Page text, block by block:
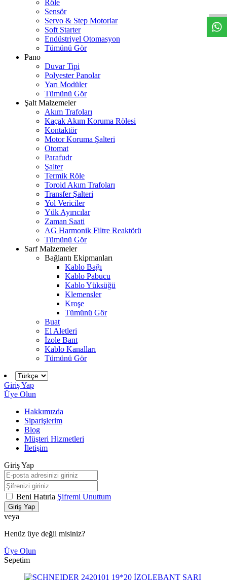
Röle
Sensör
Servo & Step Motorlar
Soft Starter
Endüstriyel Otomasyon
Tümünü Gör
Pano
Duvar Tipi
Polyester Panolar
Yarı Modüler
Tümünü Gör
Şalt Malzemeler
Akım Trafoları
Kaçak Akım Koruma Rölesi
Kontaktör
Motor Koruma Şalteri
Otomat
Parafudr
Şalter
Termik Röle
Toroid Akım Trafoları
Transfer Şalteri
Yol Vericiler
Yük Ayırıcılar
Zaman Saati
AG Harmonik Filtre Reaktörü
Tümünü Gör
Sarf Malzemeler
Bağlantı Ekipmanları
Kablo Bağı
Kablo Pabucu
Kablo Yüksüğü
Klemensler
Kroşe
Tümünü Gör
Buat
El Aletleri
İzole Bant
Kablo Kanalları
Tümünü Gör
Giriş Yap
Üye Olun
Hakkımızda
Siparişlerim
Blog
Müşteri Hizmetleri
İletişim
Giriş Yap
Beni Hatırla Şifremi Unuttum
Giriş Yap
veya
Henüz üye değil misiniz?
Üye Olun
Sepetim